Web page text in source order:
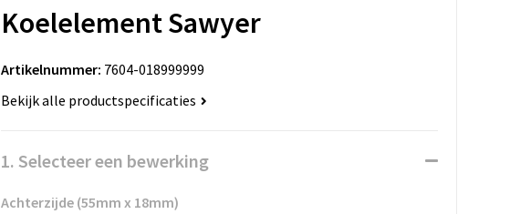
Koelelement Sawyer
Artikelnummer: 7604-018999999
Bekijk alle productspecificaties
1. Selecteer een bewerking
Achterzijde (55mm x 18mm)